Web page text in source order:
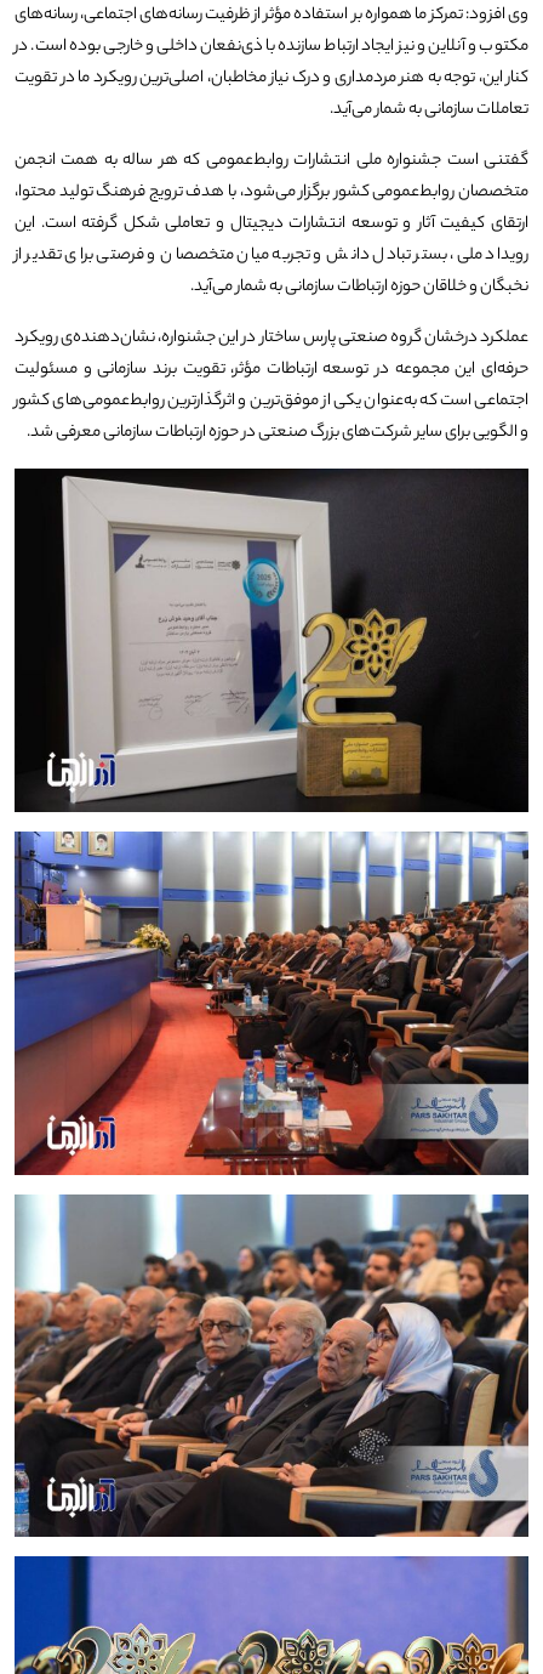
وی افزود: تمرکز ما همواره بر استفاده مؤثر از ظرفیت رسانه‌های اجتماعی، رسانه‌های
مکتوب و آنلاین و نیز ایجاد ارتباط سازنده با ذی‌نفعان داخلی و خارجی بوده است. در
کنار این، توجه به هنر مردمداری و درک نیاز مخاطبان، اصلی‌ترین رویکرد ما در تقویت
تعاملات سازمانی به شمار می‌آید.
گفتنی است جشنواره ملی انتشارات روابط‌عمومی که هر ساله به همت انجمن
متخصصان روابط‌عمومی کشور برگزار می‌شود، با هدف ترویج فرهنگ تولید محتوا،
ارتقای کیفیت آثار و توسعه انتشارات دیجیتال و تعاملی شکل گرفته است. این
رویداد ملی، بستر تبادل دانش و تجربه میان متخصصان و فرصتی برای تقدیر از
نخبگان و خلاقان حوزه ارتباطات سازمانی به شمار می‌آید.
عملکرد درخشان گروه صنعتی پارس ساختار در این جشنواره، نشان‌دهنده‌ی رویکرد
حرفه‌ای این مجموعه در توسعه ارتباطات مؤثر، تقویت برند سازمانی و مسئولیت
اجتماعی است که به‌عنوان یکی از موفق‌ترین و اثرگذارترین روابط‌عمومی‌های کشور
و الگویی برای سایر شرکت‌های بزرگ صنعتی در حوزه ارتباطات سازمانی معرفی شد.